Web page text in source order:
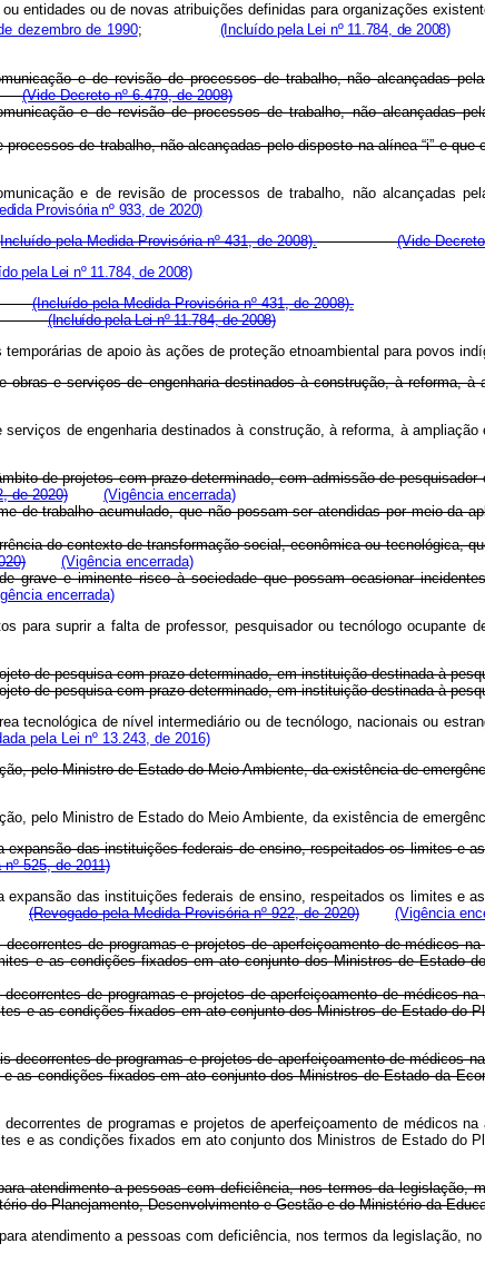
entidades ou de novas atribuições definidas para organizações
dezembro de 1990; (Incluído pela Lei nº 11.784, de 2008)
e de revisão de processos de trabalho, não alcançadas
(Vide Decreto nº 6.479, de 2008)
e de revisão de processos de trabalho, não alcançadas
de trabalho, não alcançadas pelo disposto na alínea “i” e que
e de revisão de processos de trabalho, não alcançadas
Provisória nº 933, de 2020)
pela Medida Provisória nº 431, de 2008).
(Vide
pela Lei nº 11.784, de 2008)
e(Incluído pela Medida Provisória nº 431, de 2008).
e(Incluído pela Lei nº 11.784, de 2008)
temporárias de apoio às ações de proteção etnoambiental para povos
obras e serviços de engenharia destinados à construção, à
serviços de engenharia destinados à construção, à reforma, à
de projetos com prazo determinado, com admissão de
de 2020)
(Vigência encerrada)
de trabalho acumulado, que não possam ser atendidas por meio da
do contexto de transformação social, econômica ou tecnológica,
(Vigência encerrada)
grave e iminente risco à sociedade que possam ocasionar
encerrada)
para suprir a falta de professor, pesquisador ou tecnólogo ocupante
projeto de pesquisa com prazo determinado, em instituição
projeto de pesquisa com prazo determinado, em instituição
tecnológica de nível intermediário ou de tecnólogo, nacionais ou
pela Lei nº 13.243, de 2016)
pelo Ministro de Estado do Meio Ambiente, da existência
pelo Ministro de Estado do Meio Ambiente, da existência
das instituições federais de ensino, respeitados os limites e
525, de 2011)
das instituições federais de ensino, respeitados os limites e
(Revogado pela Medida Provisória nº 922, de 2020)
(Vigência
de programas e projetos de aperfeiçoamento de médicos
limites e as condições fixados em ato conjunto dos Ministros
de programas e projetos de aperfeiçoamento de médicos
e as condições fixados em ato conjunto dos Ministros de
decorrentes de programas e projetos de aperfeiçoamento de médicos
e as condições fixados em ato conjunto dos Ministros de Estado
de programas e projetos de aperfeiçoamento de médicos
e as condições fixados em ato conjunto dos Ministros de
atendimento a pessoas com deficiência, nos termos da
do Planejamento, Desenvolvimento e Gestão e do Ministério
atendimento a pessoas com deficiência, nos termos da legislação,